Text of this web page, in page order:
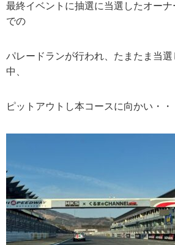
最終イベントに抽選に当選したオーナ
での
パレードランが行われ、たまたま当
中、
ピットアウトし本コースに向かい・・